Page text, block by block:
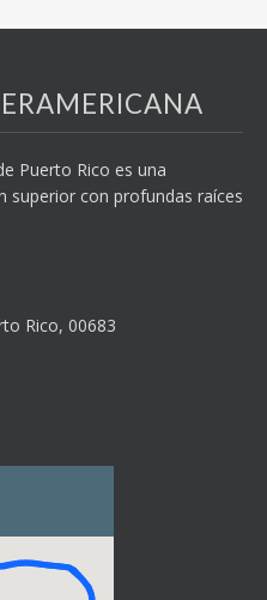
Puerto Rico es una
superior con profundas raíces
Rico, 00683